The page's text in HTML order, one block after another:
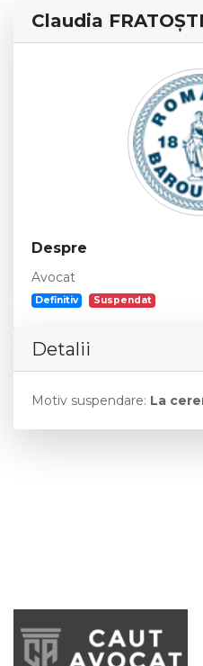
Claudia
Despre
Avocat
Definitiv Suspendat
Detalii
Motiv suspendare: La